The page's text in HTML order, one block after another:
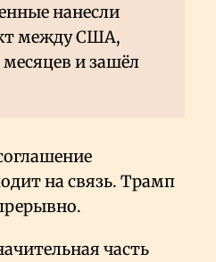
нанесли
между США,
и зашёл
на связь. Трамп
часть